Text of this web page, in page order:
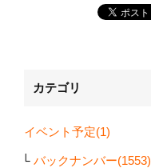
カテゴリ
イベント予定(1)
バックナンバー(1553)